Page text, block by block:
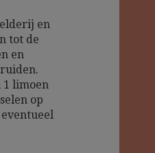
en
tot de
en
1 limoen
op
eventueel